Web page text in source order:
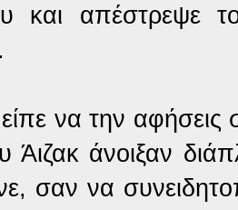
και απέστρεψε
να την
Άιζακ άνοιξαν
σαν να